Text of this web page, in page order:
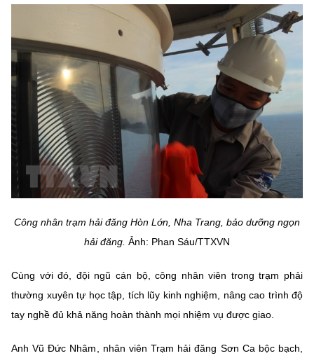
Công nhân trạm hải đăng Hòn Lớn, Nha Trang, bảo dưỡng ngọn
hải đăng. Ảnh: Phan Sáu/TTXVN
Cùng với đó, đội ngũ cán bộ, công nhân viên trong trạm phải
thường xuyên tự học tập, tích lũy kinh nghiệm, nâng cao trình độ
tay nghề đủ khả năng hoàn thành mọi nhiệm vụ được giao.
Anh Vũ Đức Nhâm, nhân viên Trạm hải đăng Sơn Ca bộc bạch,